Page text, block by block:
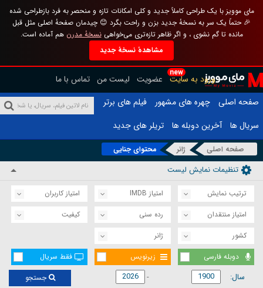
مای موویز با یک طراحی کاملاً جدید و کلی امکانات تازه و منحصر به فرد بازطراحی شده
🎉 حتماً یک سر به نسخهٔ جدید بزن و راحت بگرد 😊 چیدمان صفحهٔ اصلی مثل قبل
مانده تا گم نشوی ، و اگر ظاهر تازه‌تری می‌خواهینسخهٔ مدرن هم آماده است.
مشاهدهٔ نسخهٔ جدید
new
ورود به سایت عضویت لیست من تماس با ما
صفحه اصلی
چهره های مشهور
فیلم های برتر
سریال ها
آخرین دوبله ها تریلر های جدید
صفحه اصلی ژانر محتوای جنایی
تنظیمات نمایش لیست
ترتیب نمایش امتیاز IMDB
امتیاز کاربران
امتیاز منتقدان
رده سنی
کیفیت
کشور
ژانر
دوبله فارسی
زیرنویس فقط سریال
سال: جستجو